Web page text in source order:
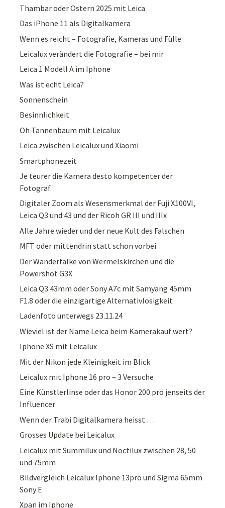
Thambar oder Ostern 2025 mit Leica
Das iPhone 11 als Digitalkamera
Wenn es reicht – Fotografie, Kameras und Fülle
Leicalux verändert die Fotografie – bei mir
Leica 1 Modell A im Iphone
Was ist echt Leica?
Sonnenschein
Besinnlichkeit
Oh Tannenbaum mit Leicalux
Leica zwischen Leicalux und Xiaomi
Smartphonezeit
Je teurer die Kamera desto kompetenter der
Fotograf
Digitaler Zoom als Wesensmerkmal der Fuji X100VI,
Leica Q3 und 43 und der Ricoh GR III und IIIx
Alle Jahre wieder und der neue Kult des Falschen
MFT oder mittendrin statt schon vorbei
Der Wanderfalke von Wermelskirchen und die
Powershot G3X
Leica Q3 43mm oder Sony A7c mit Samyang 45mm
F1.8 oder die einzigartige Alternativlosigkeit
Ladenfoto unterwegs 23.11.24
Wieviel ist der Name Leica beim Kamerakauf wert?
Iphone XS mit Leicalux
Mit der Nikon jede Kleinigkeit im Blick
Leicalux mit Iphone 16 pro – 3 Versuche
Eine Künstlerlinse oder das Honor 200 pro jenseits der
Influencer
Wenn der Trabi Digitalkamera heisst …
Grosses Update bei Leicalux
Leicalux mit Summilux und Noctilux zwischen 28, 50
und 75mm
Bildvergleich Leicalux Iphone 13pro und Sigma 65mm
Sony E
Xpan im Iphone